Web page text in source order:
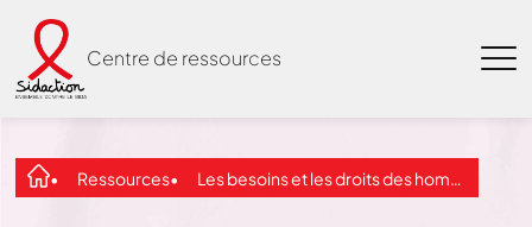
Centre de ressources
Ressources Les besoins et les droits des hommes travailleurs du sexe